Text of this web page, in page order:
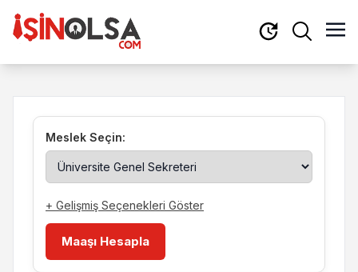
Meslek Seçin:
+ Gelişmiş Seçenekleri Göster
Maaşı Hesapla